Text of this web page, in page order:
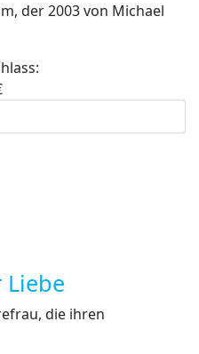
der 2003 von Michael
Liebe
die ihren